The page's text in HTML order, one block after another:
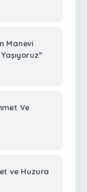
Manevi
Ve
ve Huzura